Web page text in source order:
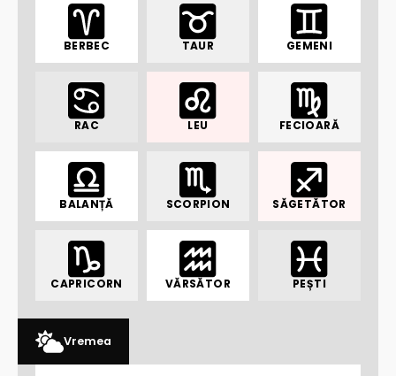
BERBEC TAUR GEMENI
RAC LEU FECIOARĂ
BALANȚĂ SCORPION SĂGETĂTOR
CAPRICORN VĂRSĂTOR PEȘTI
Vremea